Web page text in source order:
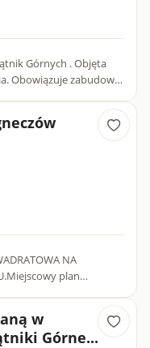
. Objęta
Obowiązuje zabudowa
NA
plan
w
Górne...